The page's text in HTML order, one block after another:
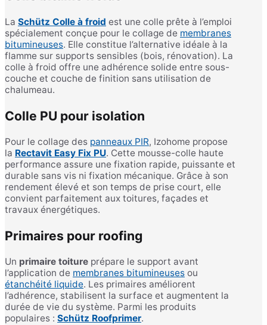
La Schütz Colle à froid est une colle prête à l’emploi
spécialement conçue pour le collage de membranes
bitumineuses. Elle constitue l’alternative idéale à la
flamme sur supports sensibles (bois, rénovation). La
colle à froid offre une adhérence solide entre sous-
couche et couche de finition sans utilisation de
chalumeau.
Colle PU pour isolation
Pour le collage des panneaux PIR, Izohome propose
la Rectavit Easy Fix PU. Cette mousse-colle haute
performance assure une fixation rapide, puissante et
durable sans vis ni fixation mécanique. Grâce à son
rendement élevé et son temps de prise court, elle
convient parfaitement aux toitures, façades et
travaux énergétiques.
Primaires pour roofing
Un primaire toiture prépare le support avant
l’application de membranes bitumineuses ou
étanchéité liquide. Les primaires améliorent
l’adhérence, stabilisent la surface et augmentent la
durée de vie du système. Parmi les produits
populaires : Schütz Roofprimer.